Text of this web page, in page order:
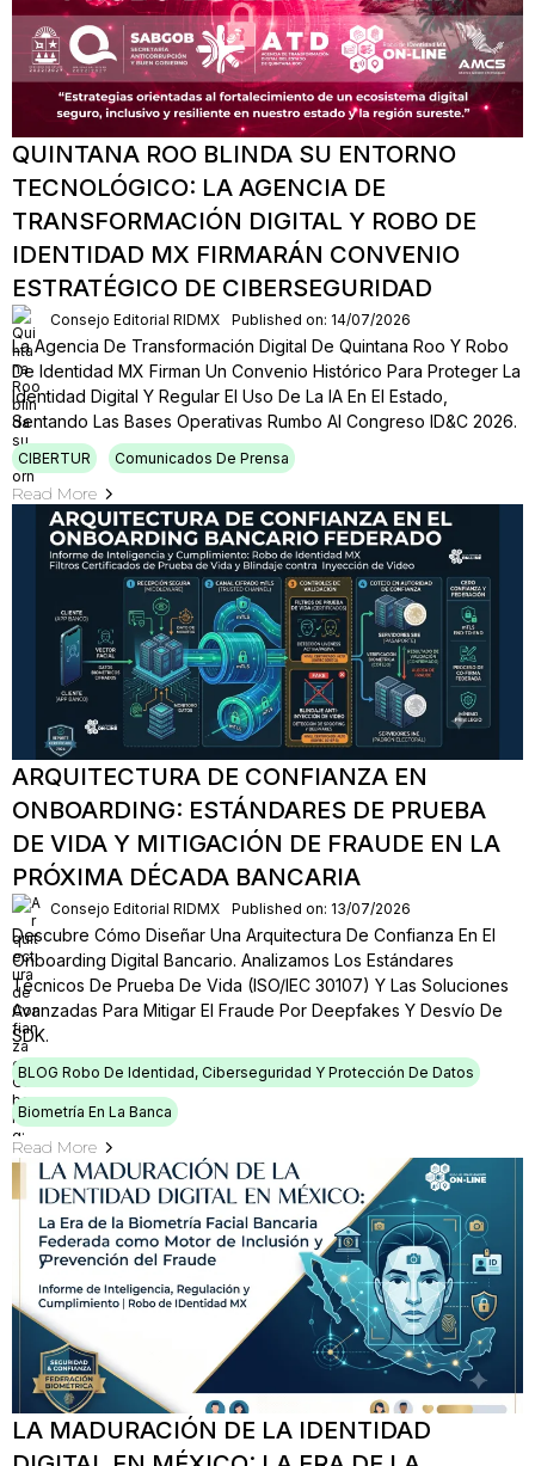
QUINTANA ROO BLINDA SU ENTORNO
TECNOLÓGICO: LA AGENCIA DE
TRANSFORMACIÓN DIGITAL Y ROBO DE
IDENTIDAD MX FIRMARÁN CONVENIO
ESTRATÉGICO DE CIBERSEGURIDAD
Consejo Editorial RIDMX Published on: 14/07/2026
La Agencia De Transformación Digital De Quintana Roo Y Robo
De Identidad MX Firman Un Convenio Histórico Para Proteger La
Identidad Digital Y Regular El Uso De La IA En El Estado,
Sentando Las Bases Operativas Rumbo Al Congreso ID&C 2026.
CIBERTUR Comunicados De Prensa
Read More
ARQUITECTURA DE CONFIANZA EN
ONBOARDING: ESTÁNDARES DE PRUEBA
DE VIDA Y MITIGACIÓN DE FRAUDE EN LA
PRÓXIMA DÉCADA BANCARIA
Consejo Editorial RIDMX Published on: 13/07/2026
Descubre Cómo Diseñar Una Arquitectura De Confianza En El
Onboarding Digital Bancario. Analizamos Los Estándares
Técnicos De Prueba De Vida (ISO/IEC 30107) Y Las Soluciones
Avanzadas Para Mitigar El Fraude Por Deepfakes Y Desvío De
SDK.
BLOG Robo De Identidad, Ciberseguridad Y Protección De Datos
Biometría En La Banca
Read More
LA MADURACIÓN DE LA IDENTIDAD